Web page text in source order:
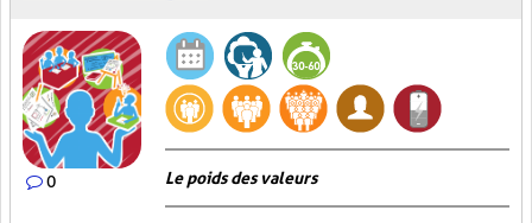
0 Le poids des valeurs